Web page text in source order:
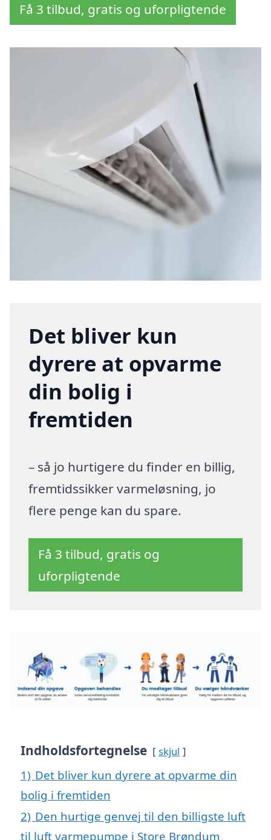
Få 3 tilbud, gratis og uforpligtende
Det bliver kun
dyrere at opvarme
din bolig i
fremtiden
– så jo hurtigere du finder en billig,
fremtidssikker varmeløsning, jo
flere penge kan du spare.
Få 3 tilbud, gratis og
uforpligtende
Indholdsfortegnelse skjul
1) Det bliver kun dyrere at opvarme din
bolig i fremtiden
2) Den hurtige genvej til den billigste luft
til luft varmepumpe i Store Brøndum